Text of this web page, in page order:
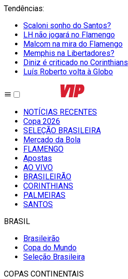
Tendências:
Scaloni sonho do Santos?
LH não jogará no Flamengo
Malcom na mira do Flamengo
Memphis na Libertadores?
Diniz é criticado no Corinthians
Luís Roberto volta à Globo
NOTÍCIAS RECENTES
Copa 2026
SELEÇÃO BRASILEIRA
Mercado da Bola
FLAMENGO
Apostas
AO VIVO
BRASILEIRÃO
CORINTHIANS
PALMEIRAS
SANTOS
BRASIL
Brasileirão
Copa do Mundo
Seleção Brasileira
COPAS CONTINENTAIS